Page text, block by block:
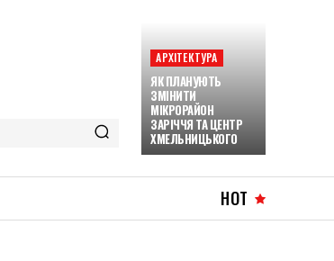
АРХІТЕКТУРА
ЯК ПЛАНУЮТЬ
ЗМІНИТИ
МІКРОРАЙОН
ЗАРІЧЧЯ ТА ЦЕНТР
ХМЕЛЬНИЦЬКОГО
HOT